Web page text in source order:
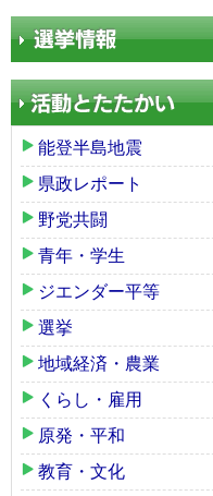
能登半島地震
県政レポート
野党共闘
青年・学生
ジエンダー平等
選挙
地域経済・農業
くらし・雇用
原発・平和
教育・文化